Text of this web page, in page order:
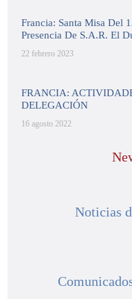
Francia: Santa Misa Del
Presencia De S.A.R. El
22 febrero 2023
FRANCIA:
DELEGACIÓN
16 agosto 2022
Noticias